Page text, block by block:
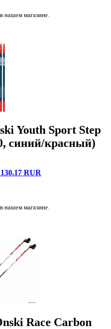
нашем магазине.
Youth Sport Step
синий/красный)
RUR
нашем магазине.
Race Carbon